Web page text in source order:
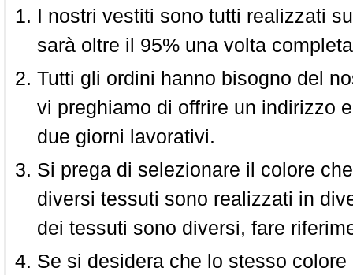
I nostri vestiti sono tutti realizzati
sarà oltre il 95% una volta
Tutti gli ordini hanno bisogno del
vi preghiamo di offrire un indirizzo
due giorni lavorativi.
Si prega di selezionare il colore
diversi tessuti sono realizzati in
dei tessuti sono diversi, fare
Se si desidera che lo stesso